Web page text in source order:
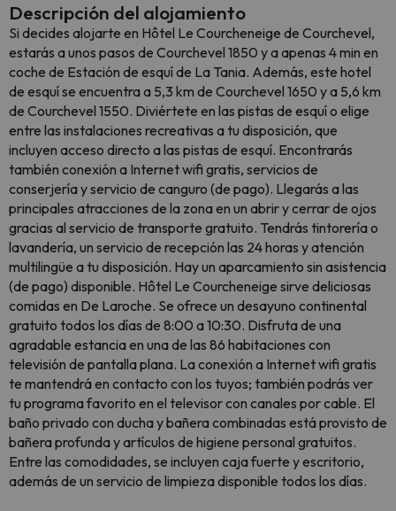
Descripción del alojamiento
Si decides alojarte en Hôtel Le Courcheneige de Courchevel,
estarás a unos pasos de Courchevel 1850 y a apenas 4 min en
coche de Estación de esquí de La Tania. Además, este hotel
de esquí se encuentra a 5,3 km de Courchevel 1650 y a 5,6 km
de Courchevel 1550. Diviértete en las pistas de esquí o elige
entre las instalaciones recreativas a tu disposición, que
incluyen acceso directo a las pistas de esquí. Encontrarás
también conexión a Internet wifi gratis, servicios de
conserjería y servicio de canguro (de pago). Llegarás a las
principales atracciones de la zona en un abrir y cerrar de ojos
gracias al servicio de transporte gratuito. Tendrás tintorería o
lavandería, un servicio de recepción las 24 horas y atención
multilingüe a tu disposición. Hay un aparcamiento sin asistencia
(de pago) disponible. Hôtel Le Courcheneige sirve deliciosas
comidas en De Laroche. Se ofrece un desayuno continental
gratuito todos los días de 8:00 a 10:30. Disfruta de una
agradable estancia en una de las 86 habitaciones con
televisión de pantalla plana. La conexión a Internet wifi gratis
te mantendrá en contacto con los tuyos; también podrás ver
tu programa favorito en el televisor con canales por cable. El
baño privado con ducha y bañera combinadas está provisto de
bañera profunda y artículos de higiene personal gratuitos.
Entre las comodidades, se incluyen caja fuerte y escritorio,
además de un servicio de limpieza disponible todos los días.